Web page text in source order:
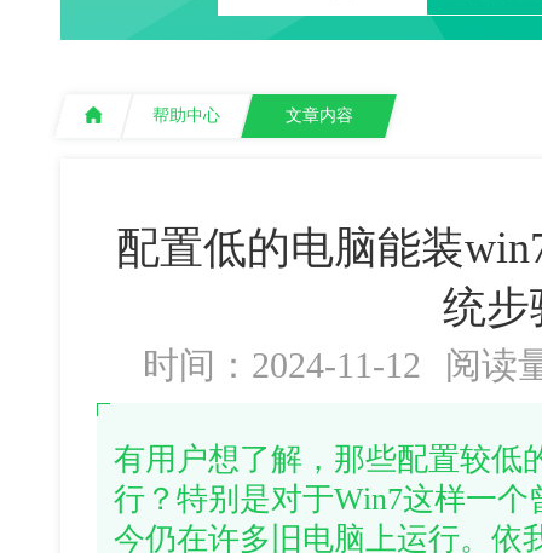
帮助中心 文章内容
配置低的电脑能装
统步
时间：2024-11-12 阅读
有用户想了解，那些配置较低
行？特别是对于Win7这样一
今仍在许多旧电脑上运行。依